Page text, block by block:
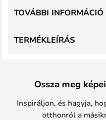
TERMÉKLEÍRÁS
TOVÁBBI INFORMÁCIÓ
Ossza meg
Inspiráljon, és hagyja,
otthonról a